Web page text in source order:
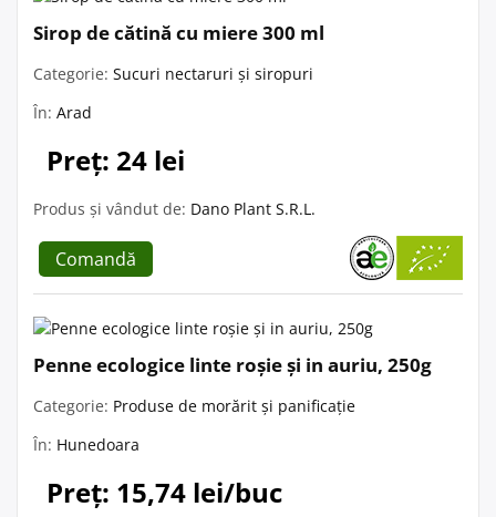
Sirop de cătină cu miere 300 ml
Categorie: Sucuri nectaruri și siropuri
În: Arad
Preț: 24 lei
Produs și vândut de: Dano Plant S.R.L.
Comandă
Penne ecologice linte roșie și in auriu, 250g
Categorie: Produse de morărit și panificație
În: Hunedoara
Preț: 15,74 lei/buc